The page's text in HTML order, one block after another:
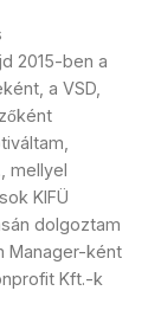
2015-ben a
a VSD,
mellyel
KIFÜ
dolgoztam
Manager-ként
Kft.-k